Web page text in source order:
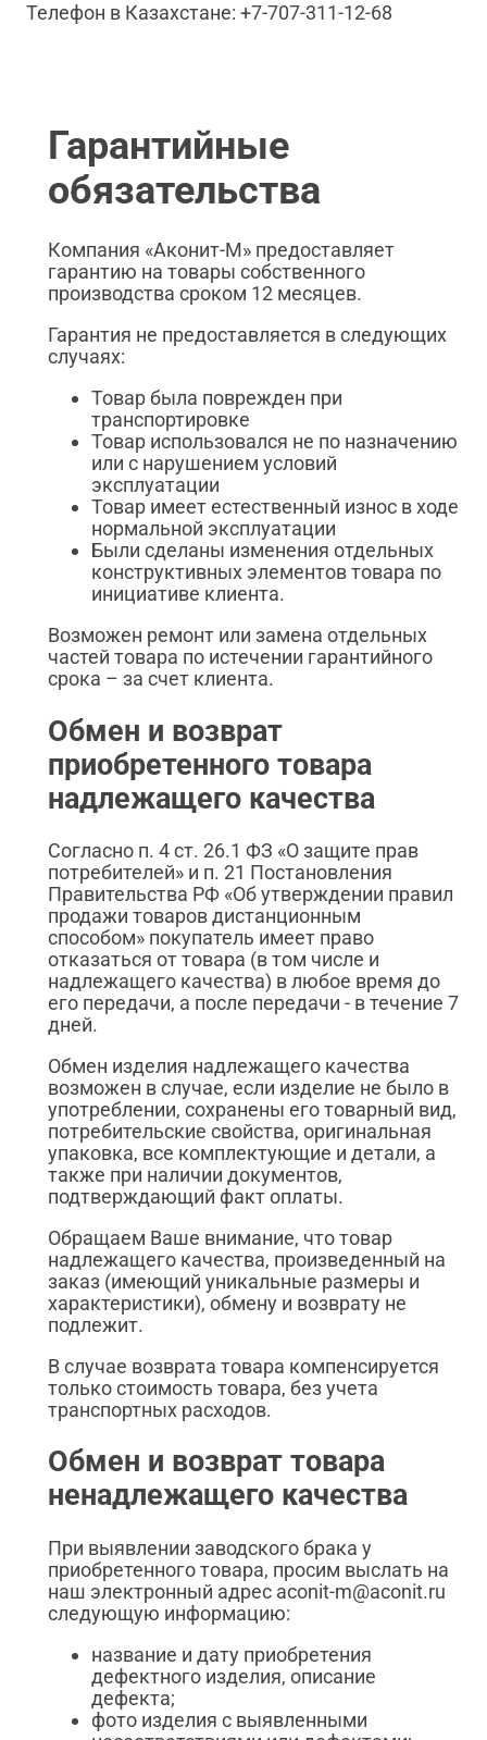
Телефон в Казахстане: +7-707-311-12-68
Гарантийные
обязательства
Компания «Аконит-М» предоставляет
гарантию на товары собственного
производства сроком 12 месяцев.
Гарантия не предоставляется в следующих
случаях:
Товар была поврежден при
транспортировке
Товар использовался не по назначению
или с нарушением условий
эксплуатации
Товар имеет естественный износ в ходе
нормальной эксплуатации
Были сделаны изменения отдельных
конструктивных элементов товара по
инициативе клиента.
Возможен ремонт или замена отдельных
частей товара по истечении гарантийного
срока – за счет клиента.
Обмен и возврат
приобретенного товара
надлежащего качества
Согласно п. 4 ст. 26.1 ФЗ «О защите прав
потребителей» и п. 21 Постановления
Правительства РФ «Об утверждении правил
продажи товаров дистанционным
способом» покупатель имеет право
отказаться от товара (в том числе и
надлежащего качества) в любое время до
его передачи, а после передачи - в течение 7
дней.
Обмен изделия надлежащего качества
возможен в случае, если изделие не было в
употреблении, сохранены его товарный вид,
потребительские свойства, оригинальная
упаковка, все комплектующие и детали, а
также при наличии документов,
подтверждающий факт оплаты.
Обращаем Ваше внимание, что товар
надлежащего качества, произведенный на
заказ (имеющий уникальные размеры и
характеристики), обмену и возврату не
подлежит.
В случае возврата товара компенсируется
только стоимость товара, без учета
транспортных расходов.
Обмен и возврат товара
ненадлежащего качества
При выявлении заводского брака у
приобретенного товара, просим выслать на
наш электронный адрес aconit-m@aconit.ru
следующую информацию:
название и дату приобретения
дефектного изделия, описание
дефекта;
фото изделия с выявленными